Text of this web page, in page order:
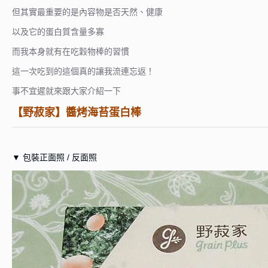
但其實最重要的是內容物是否天然、健康
以及它的蛋白質含量多寡
而我本身就有在吃穀物棒的習慣
這一次吃到的這個真的讓我流連忘返！
事不宜遲就來跟大家介紹一下
【野菽家】醬烤海苔蛋白棒
▼ 包裝正面照 / 反面照